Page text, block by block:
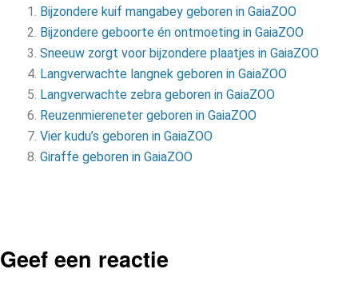
Bijzondere kuif mangabey geboren in GaiaZOO
Bijzondere geboorte én ontmoeting in GaiaZOO
Sneeuw zorgt voor bijzondere plaatjes in GaiaZOO
Langverwachte langnek geboren in GaiaZOO
Langverwachte zebra geboren in GaiaZOO
Reuzenmiereneter geboren in GaiaZOO
Vier kudu’s geboren in GaiaZOO
Giraffe geboren in GaiaZOO
Geef een reactie